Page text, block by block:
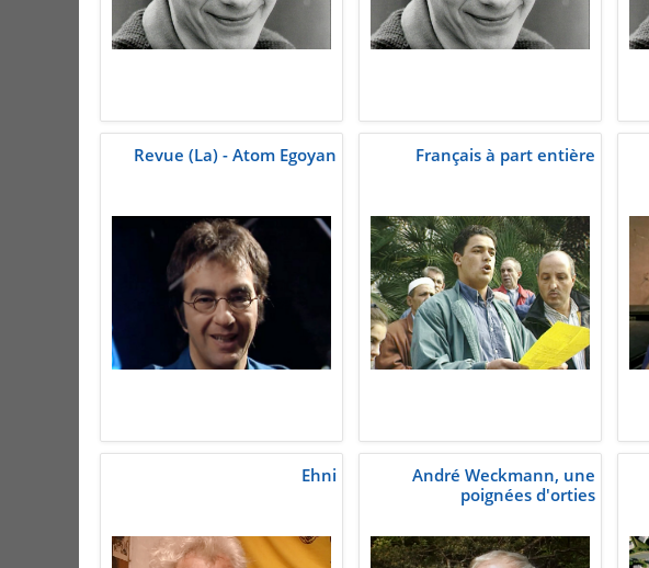
Français à part entière
Revue (La) - Atom Egoyan
André Weckmann, une
poignées d'orties
Ehni